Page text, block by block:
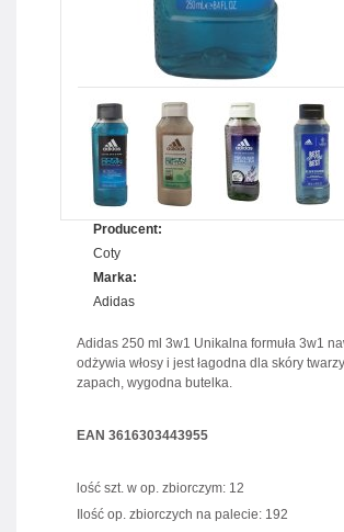
Producent:
Coty
Marka:
Adidas
Adidas 250 ml 3w1 Unikalna formuła 3w1
odżywia włosy i jest łagodna dla skóry
zapach, wygodna butelka.
EAN 3616303443955
lość szt. w op. zbiorczym: 12
Ilość op. zbiorczych na palecie: 192